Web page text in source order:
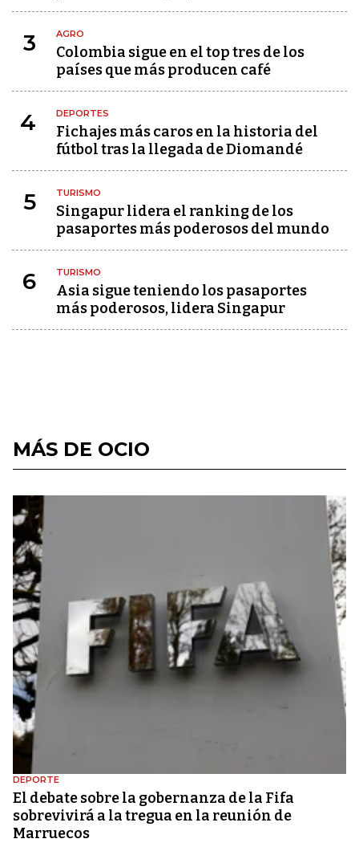
3 AGRO
Colombia sigue en el top tres de los
países que más producen café
4 DEPORTES
Fichajes más caros en la historia del
fútbol tras la llegada de Diomandé
5 TURISMO
Singapur lidera el ranking de los
pasaportes más poderosos del mundo
6 TURISMO
Asia sigue teniendo los pasaportes
más poderosos, lidera Singapur
MÁS DE OCIO
DEPORTE
El debate sobre la gobernanza de la Fifa
sobrevivirá a la tregua en la reunión de
Marruecos